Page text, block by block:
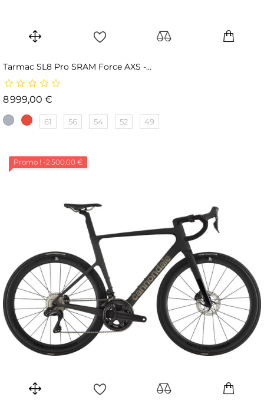
Tarmac SL8 Pro SRAM Force AXS -...
8 999,00 €
61 56 54 52 49
Promo ! -2 500,00 €